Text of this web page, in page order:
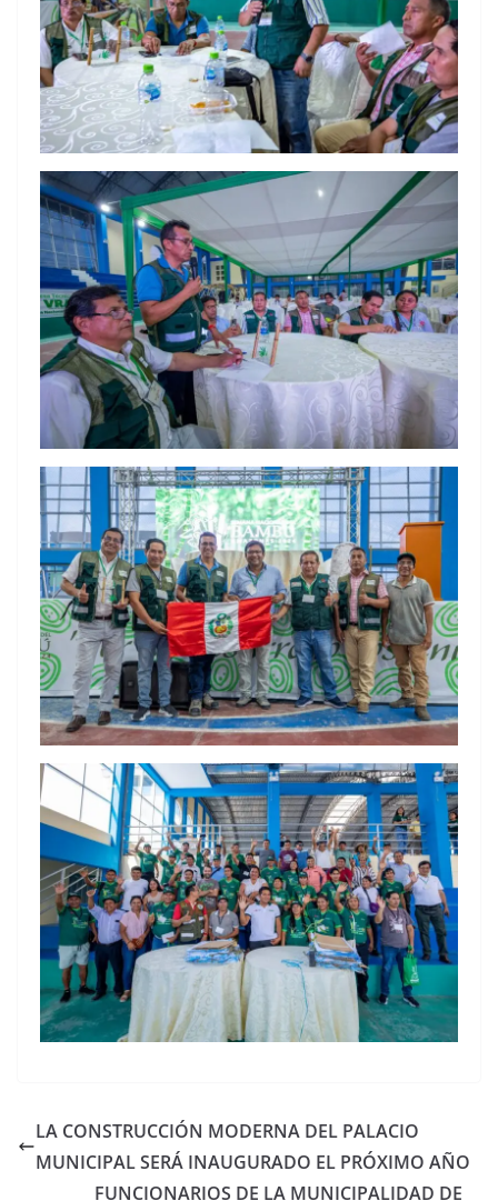
LA CONSTRUCCIÓN MODERNA DEL PALACIO
MUNICIPAL SERÁ INAUGURADO EL PRÓXIMO AÑO
FUNCIONARIOS DE LA MUNICIPALIDAD DE